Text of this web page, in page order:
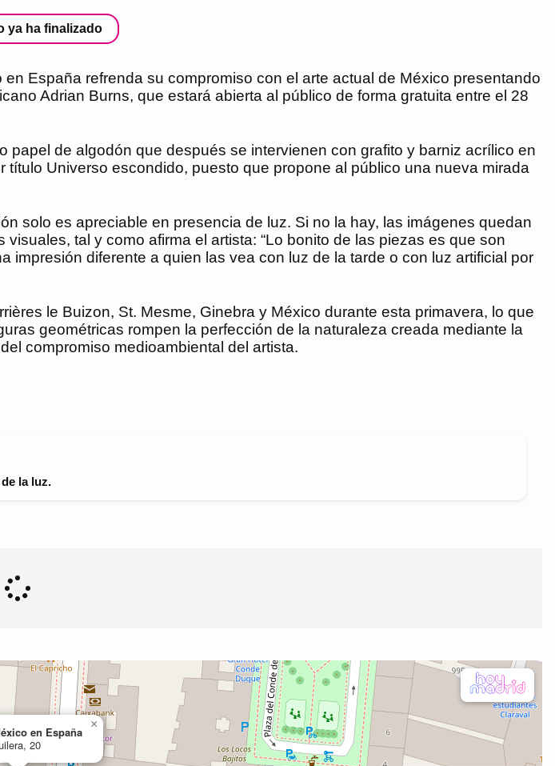
ya ha finalizado
España refrenda su compromiso con el arte actual de México presentando
Adrian Burns, que estará abierta al público de forma gratuita entre el 28
de algodón que después se intervienen con grafito y barniz acrílico en
Universo escondido, puesto que propone al público una nueva mirada
solo es apreciable en presencia de luz. Si no la hay, las imágenes quedan
tal y como afirma el artista: “Lo bonito de las piezas es que son
diferente a quien las vea con luz de la tarde o con luz artificial por
le Buizon, St. Mesme, Ginebra y México durante esta primavera, lo que
geométricas rompen la perfección de la naturaleza creada mediante la
compromiso medioambiental del artista.
la luz.